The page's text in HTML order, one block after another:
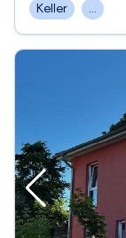
Keller ...